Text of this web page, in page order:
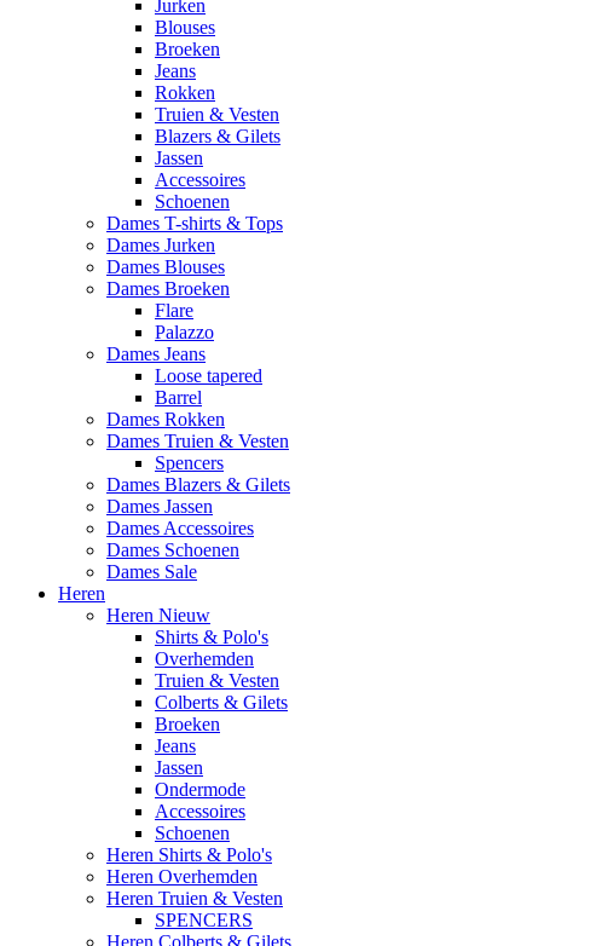
Jurken
Blouses
Broeken
Jeans
Rokken
Truien & Vesten
Blazers & Gilets
Jassen
Accessoires
Schoenen
Dames T-shirts & Tops
Dames Jurken
Dames Blouses
Dames Broeken
Flare
Palazzo
Dames Jeans
Loose tapered
Barrel
Dames Rokken
Dames Truien & Vesten
Spencers
Dames Blazers & Gilets
Dames Jassen
Dames Accessoires
Dames Schoenen
Dames Sale
Heren
Heren Nieuw
Shirts & Polo's
Overhemden
Truien & Vesten
Colberts & Gilets
Broeken
Jeans
Jassen
Ondermode
Accessoires
Schoenen
Heren Shirts & Polo's
Heren Overhemden
Heren Truien & Vesten
SPENCERS
Heren Colberts & Gilets